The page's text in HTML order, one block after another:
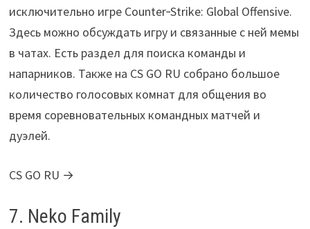
исключительно игре Counter‑Strike: Global Offensive.
Здесь можно обсуждать игру и связанные с ней мемы
в чатах. Есть раздел для поиска команды и
напарников. Также на CS GO RU собрано большое
количество голосовых комнат для общения во
время соревновательных командных матчей и
дуэлей.
CS GO RU →
7. Neko Family